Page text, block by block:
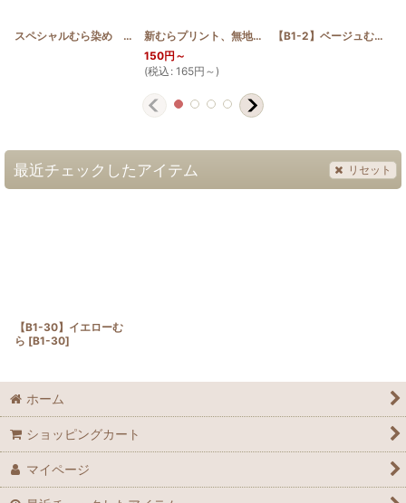
スペシャルむら染め ディープブルー [SP_B]
新むらプリント、無地、スペシャルむら染め 見本帳＋糸一覧表
150円 ～
(税込 : 165円 ～)
【B1-2】ベージュむら
最近チェックしたアイテム リセット
【B1-30】イエローむ
ら [B1-30]
ホーム
ショッピングカート
マイページ